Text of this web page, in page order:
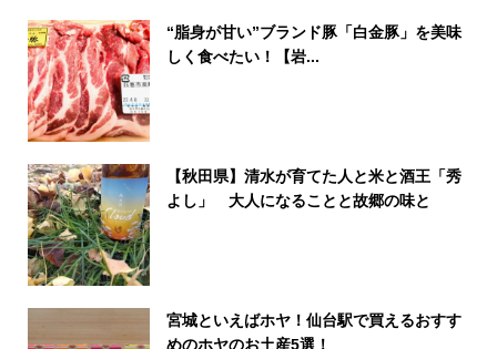
“脂身が甘い”ブランド豚「白金豚」を美味
しく食べたい！【岩...
【秋田県】清水が育てた人と米と酒王「秀
よし」 大人になることと故郷の味と
宮城といえばホヤ！仙台駅で買えるおすす
めのホヤのお土産5選！